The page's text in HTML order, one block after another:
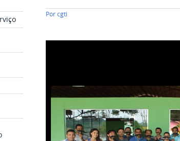
Porcgti